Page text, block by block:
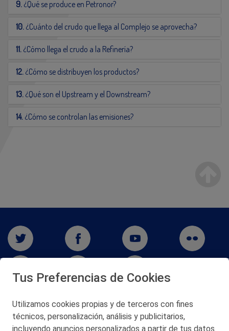
9. ¿Qué se produce en Petronor?
10. ¿Cuánto del crudo que llega al Complejo se aprovecha?
11. ¿Cómo llega el crudo a la Refinería?
12. ¿Cómo se distribuyen los productos?
13. ¿Qué son el Upstream y el Downstream?
14. ¿Cómo se controlan las emisiones?
San Martín 5-Edificio Muñatones,
48550 Muskiz (Bizkaia)
Tus Preferencias de Cookies
Utilizamos cookies propias y de terceros con fines
técnicos, personalización, análisis y publicitarios,
incluyendo anuncios personalizados a partir de tus datos.